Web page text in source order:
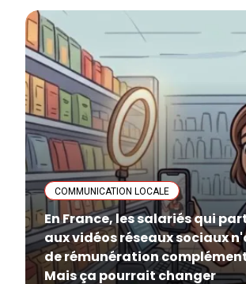
COMMUNICATION LOCALE
En France, les salariés qui
aux vidéos réseaux sociaux
de rémunération
Mais ça pourrait changer